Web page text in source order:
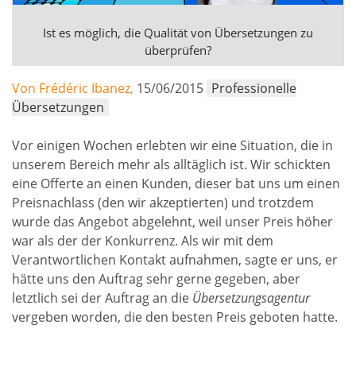
Ist es möglich, die Qualität von Übersetzungen zu
überprüfen?
Von Frédéric Ibanez, 15/06/2015 Professionelle
Übersetzungen
Vor einigen Wochen erlebten wir eine Situation, die in
unserem Bereich mehr als alltäglich ist. Wir schickten
eine Offerte an einen Kunden, dieser bat uns um einen
Preisnachlass (den wir akzeptierten) und trotzdem
wurde das Angebot abgelehnt, weil unser Preis höher
war als der der Konkurrenz. Als wir mit dem
Verantwortlichen Kontakt aufnahmen, sagte er uns, er
hätte uns den Auftrag sehr gerne gegeben, aber
letztlich sei der Auftrag an die Übersetzungsagentur
vergeben worden, die den besten Preis geboten hatte.